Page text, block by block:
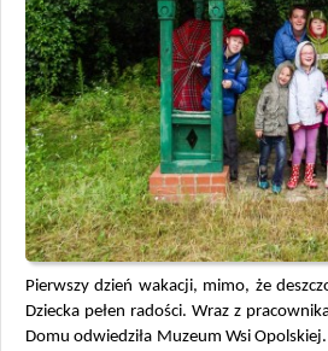
Pierwszy dzień wakacji, mimo, że
Dziecka pełen radości. Wraz z
Domu odwiedziła Muzeum Wsi